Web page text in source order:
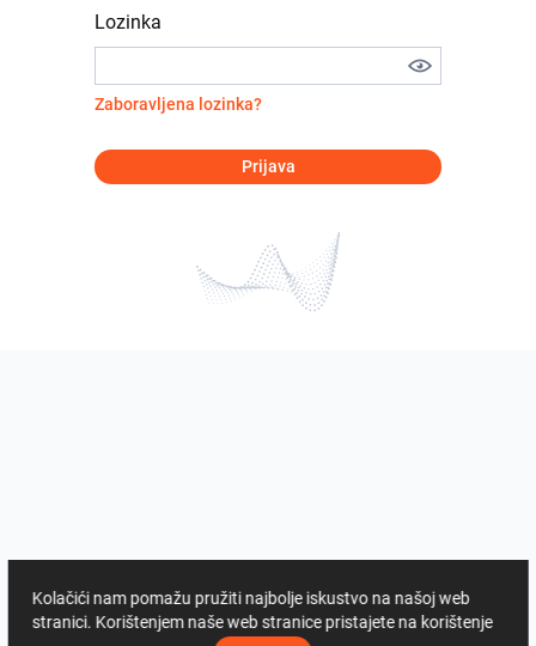
Lozinka
Zaboravljena lozinka?
Prijava
Kolačići nam pomažu pružiti najbolje iskustvo na našoj web
stranici. Korištenjem naše web stranice pristajete na korištenje